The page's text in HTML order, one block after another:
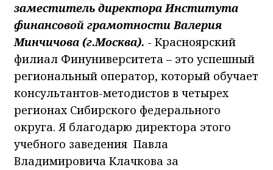
заместитель директора Института
финансовой грамотности Валерия
Минчичова (г.Москва). - Красноярский
филиал Финуниверситета – это успешный
региональный оператор, который обучает
консультантов-методистов в четырех
регионах Сибирского федерального
округа. Я благодарю директора этого
учебного заведения Павла
Владимировича Клачкова за